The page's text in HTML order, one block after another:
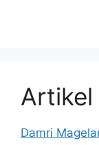
Artikel
Damri